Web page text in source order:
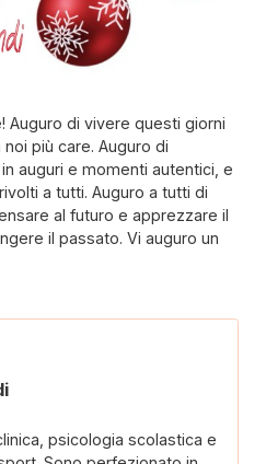
Auguro di vivere questi giorni
più care. Auguro di
auguri e momenti autentici, e
a tutti. Auguro a tutti di
al futuro e apprezzare il
il passato. Vi auguro un
psicologia scolastica e